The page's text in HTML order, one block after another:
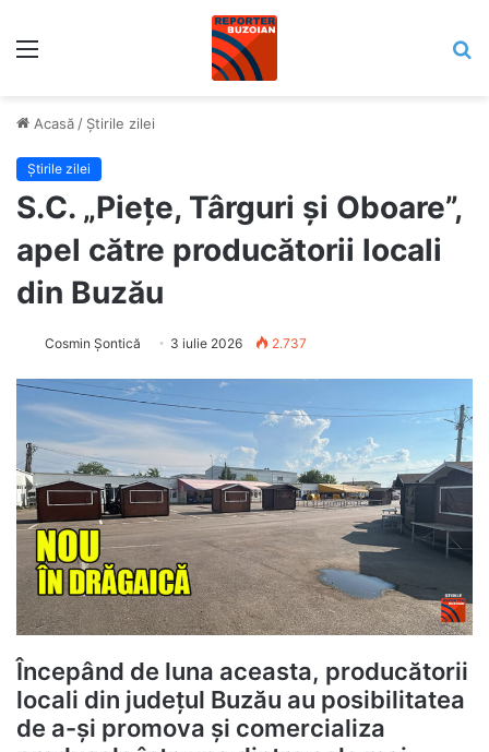
Acasă / Știrile zilei
Știrile zilei
S.C. „Piețe, Târguri și Oboare”,
apel către producătorii locali
din Buzău
Cosmin Șontică 3 iulie 2026 2.737
Începând de luna aceasta, producătorii
locali din județul Buzău au posibilitatea
de a-și promova și comercializa